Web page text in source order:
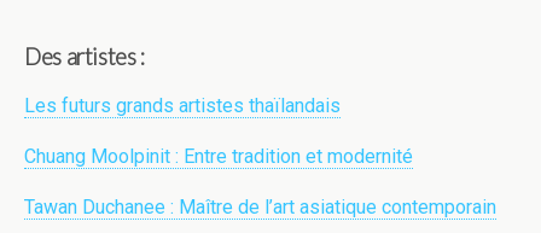
Des artistes :
Les futurs grands artistes thaïlandais
Chuang Moolpinit : Entre tradition et modernité
Tawan Duchanee : Maître de l’art asiatique contemporain